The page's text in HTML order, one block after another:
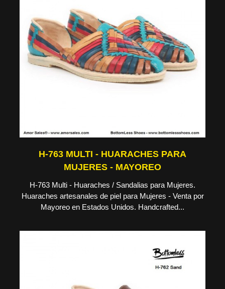
H-763 MULTI - HUARACHES PARA
MUJERES - MAYOREO
H-763 Multi - Huaraches / Sandalias para Mujeres.
Huaraches artesanales de piel para Mujeres - Venta por
Mayoreo en Estados Unidos. Handcrafted...